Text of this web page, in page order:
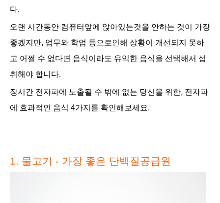
다.
오랜 시간동안 컴퓨터앞에 앉아있는것을 안하는 것이 가장
좋겠지만, 업무와 학업 등으로인해 상황이 개선되지 못하
고 어쩔 수 없다면 음식이라도 유익한 음식을 선택해서 섭
취해야 합니다.
장시간 전자파에 노출될 수 밖에 없는 당신을 위한, 전자파
에 효과적인 음식 4가지를 확인해보세요.
1. 물고기 - 가장 좋은 단백질공급원